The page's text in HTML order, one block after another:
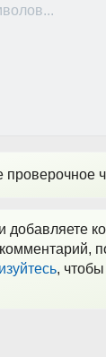
проверочное
добавляете
,